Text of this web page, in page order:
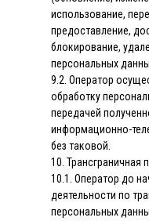
использование,
предоставление,
блокирование,
персональных
9.2. Оператор
обработку
передачей
информационно-
без таковой.
10. Трансграничная
10.1. Оператор до
деятельности по
персональных